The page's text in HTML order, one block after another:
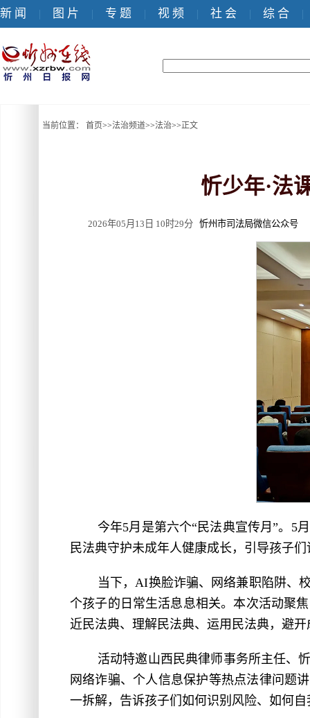
新 闻 | 图 片 | 专 题 | 视 频 | 社 会 | 综 合 |
当前位置： 首页>>法治频道>>法治>>正文
忻少年·法
2026年05月13日 10时29分 忻州市司法局微信公众号
今年5月是第六个“民法典宣传月”。5
民法典守护未成年人健康成长，引导孩子
当下，AI换脸诈骗、网络兼职陷阱、
个孩子的日常生活息息相关。本次活动聚
近民法典、理解民法典、运用民法典，避开
活动特邀山西民典律师事务所主任、
网络诈骗、个人信息保护等热点法律问题
一拆解，告诉孩子们如何识别风险、如何